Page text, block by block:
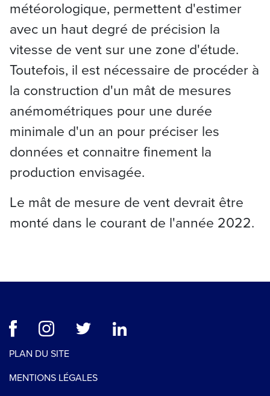
météorologique, permettent d'estimer
avec un haut degré de précision la
vitesse de vent sur une zone d'étude.
Toutefois, il est nécessaire de procéder à
la construction d'un mât de mesures
anémométriques pour une durée
minimale d'un an pour préciser les
données et connaitre finement la
production envisagée.
Le mât de mesure de vent devrait être
monté dans le courant de l'année 2022.
PLAN DU SITE
MENTIONS LÉGALES